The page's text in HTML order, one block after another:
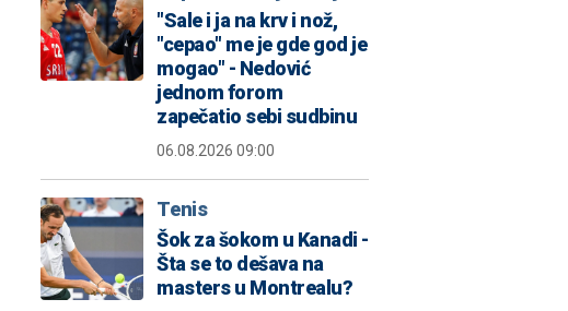
"Sale i ja na krv i nož,
"cepao" me je gde god je
mogao" - Nedović
jednom forom
zapečatio sebi sudbinu
06.08.2026 09:00
Tenis
Šok za šokom u Kanadi -
Šta se to dešava na
masters u Montrealu?